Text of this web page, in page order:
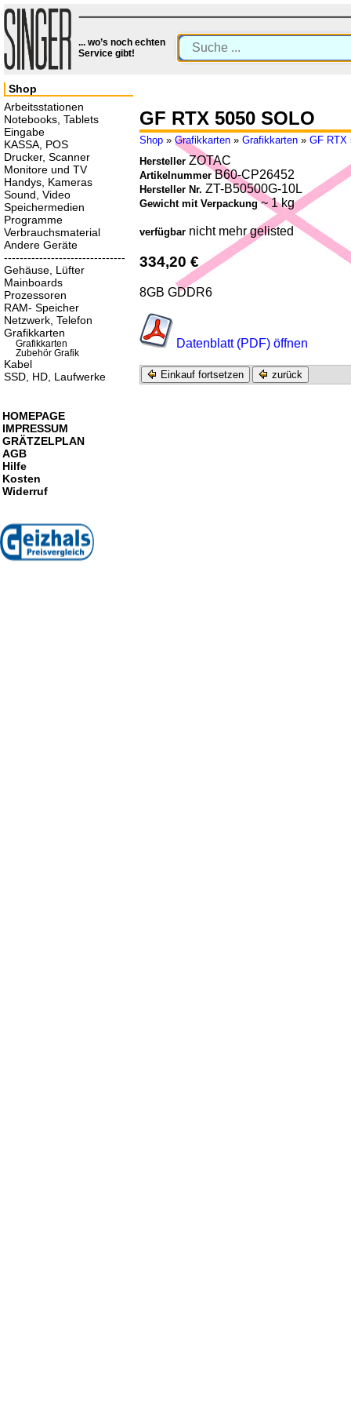
... wo’s noch echten
Service gibt!
GF RTX 5050 SOLO
Shop » Grafikkarten » Grafikkarten » GF RTX
Hersteller ZOTAC
ArtikelnummerB60-CP26452
Hersteller Nr. ZT-B50500G-10L
Gewicht mit Verpackung~ 1 kg
verfügbar nicht mehr gelisted
334,20 €
8GB GDDR6
Datenblatt (PDF) öffnen
Einkauf fortsetzen zurück
Shop
Arbeitsstationen
Notebooks, Tablets
Eingabe
KASSA, POS
Drucker, Scanner
Monitore und TV
Handys, Kameras
Sound, Video
Speichermedien
Programme
Verbrauchsmaterial
Andere Geräte
-------------------------------
Gehäuse, Lüfter
Mainboards
Prozessoren
RAM- Speicher
Netzwerk, Telefon
Grafikkarten
Grafikkarten
Zubehör Grafik
Kabel
SSD, HD, Laufwerke
HOMEPAGE
IMPRESSUM
GRÄTZELPLAN
AGB
Hilfe
Kosten
Widerruf